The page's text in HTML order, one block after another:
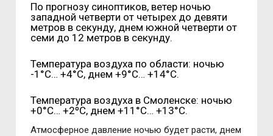
По прогнозу синоптиков, ветер ночью
западной четверти от четырех до девяти
метров в секунду, днем южной четверти от
семи до 12 метров в секунду.
Температура воздуха по области: ночью
-1°С… +4°С, днем +9°С… +14°С.
Температура воздуха в Смоленске: ночью
+0°С… +2ºС, днем +11°С… +13°С.
Атмосферное давление ночью будет расти, днем